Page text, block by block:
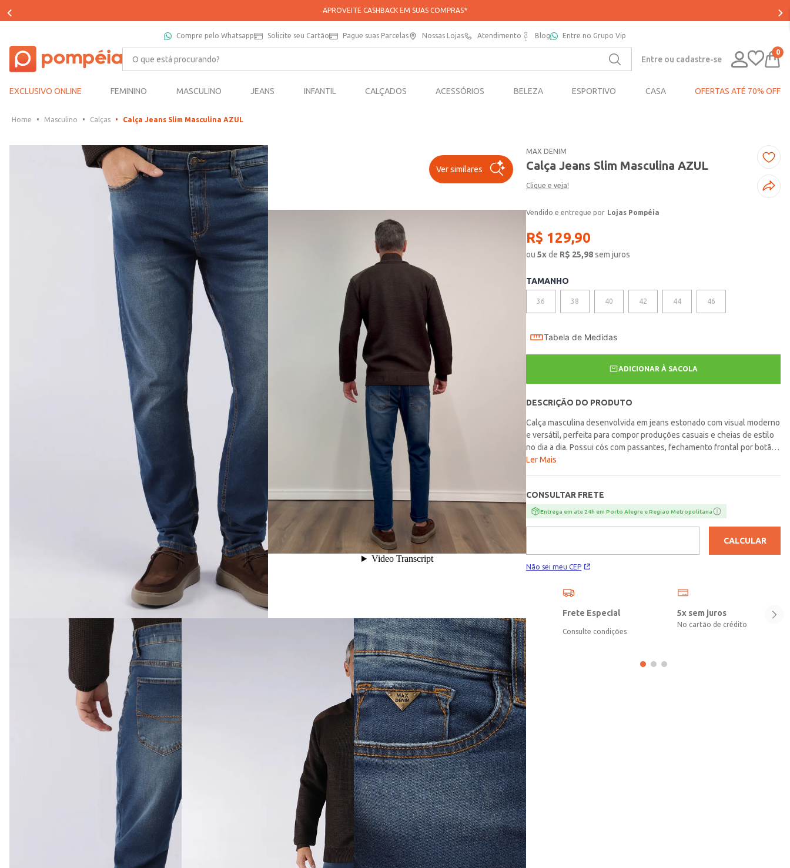
Compre pelo Whatsapp Solicite seu Cartão Pague suas Parcelas Nossas Lojas Atendimento Blog Entre no Grupo Vip
O que está procurando?
Entre ou cadastre-se
0
EXCLUSIVO ONLINE FEMININO MASCULINO JEANS INFANTIL CALÇADOS ACESSÓRIOS BELEZA ESPORTIVO CASA OFERTAS ATÉ 70% OFF
Masculino Calças Calça Jeans Slim Masculina AZUL
Ver similares
MAX DENIM
Calça Jeans Slim Masculina AZUL
Clique e veja!
Lojas Pompéia
R$ 129,90
ou5xde R$ 25,98sem juros
TAMANHO
36 38 40 42 44 46
Tabela de Medidas
ADICIONAR À SACOLA
DESCRIÇÃO DO PRODUTO
Calça masculina desenvolvida em jeans estonado com visual moderno
e versátil, perfeita para compor produções casuais e cheias de estilo
no dia a dia. Possui cós com passantes, fechamento frontal por botão
de casa e zíper, além de bolsos frontais e posteriores funcionais que
caimento mais ajustado ao corpo e um visual moderno e elegante para
diferentes combinações. Uma opção confortável e estilosa, ideal para
criar looks modernos e cheios de personalidade para diversos
Ler Mais
CONSULTAR FRETE
Entrega em ate 24h em Porto Alegre e Regiao Metropolitana
Não sei meu CEP
CALCULAR
Frete Especial
Consulte condições
5x sem juros
No cartão de crédito